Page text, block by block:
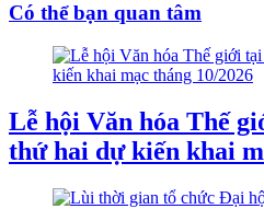
Có thể bạn quan tâm
Lễ hội Văn hóa Thế
thứ hai dự kiến khai